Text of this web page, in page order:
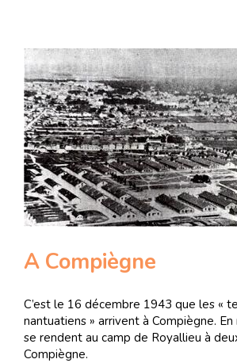
A Compiègne
C’est le 16 décembre 1943 que les «
nantuatiens » arrivent à Compiègne.
se rendent au camp de Royallieu à
Compiègne.